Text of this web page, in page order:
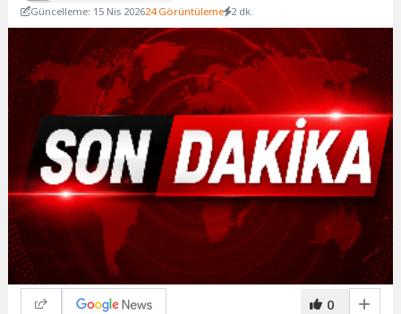
Güncelleme: 15 Nis 202624 Görüntüleme 2 dk.
0